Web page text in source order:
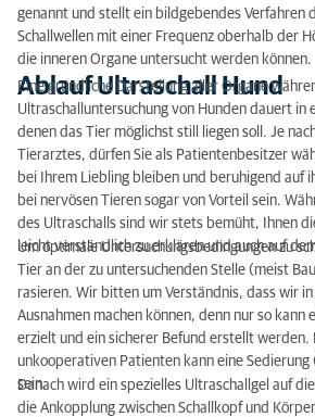
Ablauf Ultraschall Hund
Wie sicher ist eine
Hunden?
Kosten Ultraschall Hund
Was sollten Sie als Besitzer bei der
Ultraschalluntersuchung Ihres
Wann wird eine
Hunden durchgeführt?
genannt und stellt ein bildgebendes Verfahren
Schallwellen mit einer Frequenz oberhalb der
die inneren Organe untersucht werden können.
Ablauf Ultraschall Hund
Eine gründliche Darstellung aller Organe
Ultraschalluntersuchung von Hunden dauert in
denen das Tier möglichst still liegen soll. Je
Tierarztes, dürfen Sie als Patientenbesitzer
bei Ihrem Liebling bleiben und beruhigend auf
bei nervösen Tieren sogar von Vorteil sein.
des Ultraschalls sind wir stets bemüht, Ihnen
leicht verständlich zu erklären und auch auf
Um optimale Untersuchungsbedingungen zu
Tier an der zu untersuchenden Stelle (meist
rasieren. Wir bitten um Verständnis, dass wir
Ausnahmen machen können, denn nur so kann
erzielt und ein sicherer Befund erstellt werden.
unkooperativen Patienten kann eine
sein.
Danach wird ein spezielles Ultraschallgel auf
die Ankopplung zwischen Schallkopf und